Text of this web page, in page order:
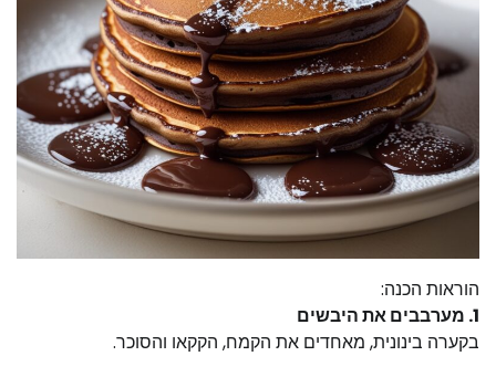
הוראות הכנה:
1. מערבבים את היבשים
בקערה בינונית, מאחדים את הקמח, הקקאו והסוכר.